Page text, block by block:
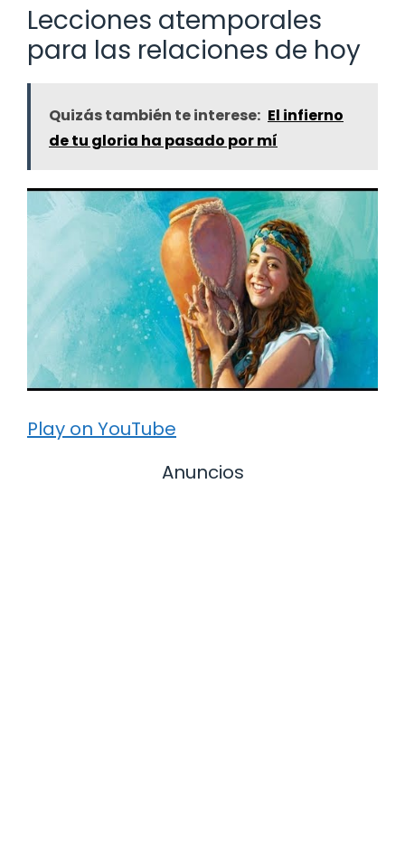
Lecciones atemporales
para las relaciones de hoy
Quizás también te interese: El infierno
de tu gloria ha pasado por mí
Play on YouTube
Anuncios